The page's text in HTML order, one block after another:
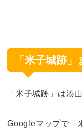
「米子城跡
「米子城跡」は湊
Googleマップで「